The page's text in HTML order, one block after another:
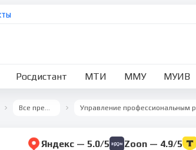
Росдистант МТИ ММУ МУИВ
Все предметы
Яндекс — 5.0/5 Zoon — 4.9/5